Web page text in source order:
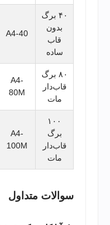
۴۰ برگ
بدون
قاب
ساده
A4-40
۸۰ برگ
قاب‌دار
مات
A4-
80M
۱۰۰
برگ
قاب‌دار
مات
A4-
100M
سوالات متداول